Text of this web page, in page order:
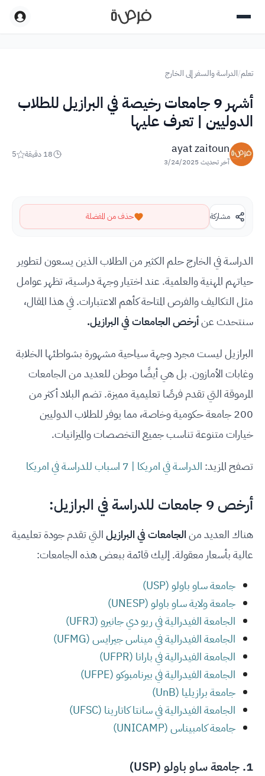
تعلم/الدراسة والسفر إلى الخارج
أشهر 9 جامعات رخيصة في البرازيل للطلاب
الدوليين | تعرف عليها
ayat zaitoun
آخر تحديث 3/24/2025
18 دقيقة 5
مشاركة حذف من المفضلة
الدراسة في الخارج حلم الكثير من الطلاب الذين يسعون لتطوير
حياتهم المهنية والعلمية. عند اختيار وجهة دراسية، تظهر عوامل
مثل التكاليف والفرص المتاحة كأهم الاعتبارات. في هذا المقال،
سنتحدث عنأرخص الجامعات في البرازيل.
البرازيل ليست مجرد وجهة سياحية مشهورة بشواطئها الخلابة
وغابات الأمازون. بل هي أيضًا موطن للعديد من الجامعات
المرموقة التي تقدم فرصًا تعليمية مميزة. تضم البلاد أكثر من
200 جامعة حكومية وخاصة، مما يوفر للطلاب الدوليين
خيارات متنوعة تناسب جميع التخصصات والميزانيات.
تصفح المزيد: الدراسة في امريكا | 7 اسباب للدراسة في امريكا
أرخص 9 جامعات للدراسة في البرازيل:
هناك العديد منالجامعات في البرازيلالتي تقدم جودة تعليمية
عالية بأسعار معقولة. إليك قائمة ببعض هذه الجامعات:
جامعة ساو باولو (USP)
جامعة ولاية ساو باولو (UNESP)
الجامعة الفيدرالية في ريو دي جانيرو (UFRJ)
الجامعة الفيدرالية في ميناس جيرايس (UFMG)
الجامعة الفيدرالية في بارانا (UFPR)
الجامعة الفيدرالية في بيرنامبوكو (UFPE)
جامعة برازيليا (UnB)
الجامعة الفيدرالية في سانتا كاتارينا (UFSC)
جامعة كامبيناس (UNICAMP)
1. جامعة ساو باولو (USP)